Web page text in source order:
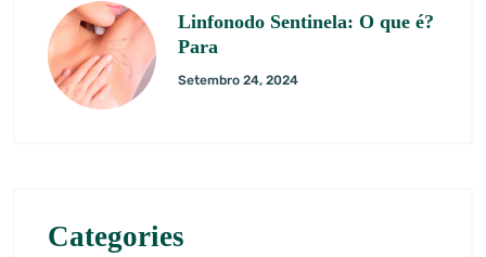
Linfonodo Sentinela: O que é?
Para
Setembro 24, 2024
Categories